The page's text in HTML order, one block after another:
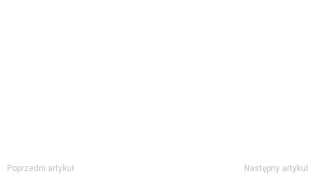
Poprzedni artykuł Następny artykuł